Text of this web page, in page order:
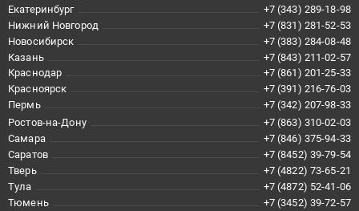
Екатеринбург
+7 (343) 289-18-98
Нижний Новгород
+7 (831) 281-52-53
Новосибирск
+7 (383) 284-08-48
Казань
+7 (843) 211-02-57
Краснодар
+7 (861) 201-25-33
Красноярск
+7 (391) 216-76-03
Пермь
+7 (342) 207-98-33
Ростов-на-Дону
+7 (863) 310-02-03
Самара
+7 (846) 375-94-33
Саратов
+7 (8452) 39-79-54
Тверь
+7 (4822) 73-65-21
Тула
+7 (4872) 52-41-06
Тюмень
+7 (3452) 39-72-57